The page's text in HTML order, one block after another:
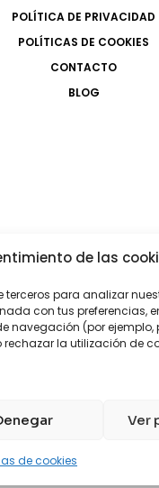
de las
terceros para analizar
con tus preferencias,
navegación (por ejemplo,
la utilización de
Ver
de cookies
POLÍTICA DE PRIVACIDAD
POLÍTICAS DE COOKIES
CONTACTO
BLOG